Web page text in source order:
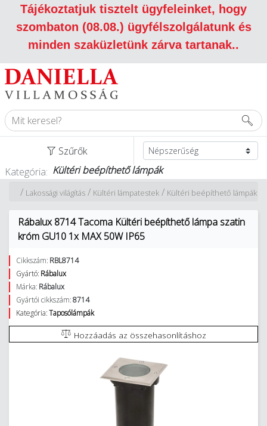
Tájékoztatjuk tisztelt ügyfeleinket, hogy
szombaton (08.08.) ügyfélszolgálatunk és
minden szaküzletünk zárva tartanak..
Szűrők
Kategória: Kültéri beépíthető lámpák
Kültéri beépíthető lámpák
/
Kültéri lámpatestek
/
Lakossági világítás
/
Rábalux 8714 Tacoma Kültéri beépíthető lámpa szatin
króm GU10 1x MAX 50W IP65
Cikkszám: RBL8714
Gyártó: Rábalux
Márka: Rábalux
Gyártói cikkszám:8714
Kategória:Taposólámpák
Hozzáadás az összehasonlításhoz